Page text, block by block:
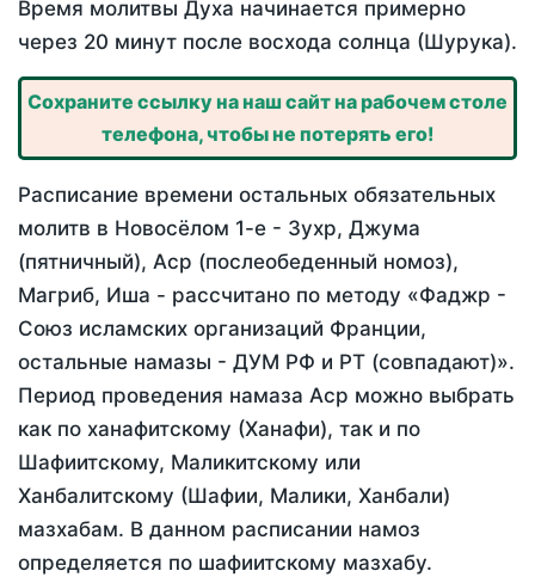
Время молитвы Духа начинается примерно
через 20 минут после восхода солнца (Шурука).
Сохраните ссылку на наш сайт на рабочем столе
телефона, чтобы не потерять его!
Расписание времени остальных обязательных
молитв в Новосёлом 1-е - Зухр, Джума
(пятничный), Аср (послеобеденный номоз),
Магриб, Иша - рассчитано по методу «Фаджр -
Союз исламских организаций Франции,
остальные намазы - ДУМ РФ и РТ (совпадают)».
Период проведения намаза Аср можно выбрать
как по ханафитскому (Ханафи), так и по
Шафиитскому, Маликитскому или
Ханбалитскому (Шафии, Малики, Ханбали)
мазхабам. В данном расписании намоз
определяется по шафиитскому мазхабу.